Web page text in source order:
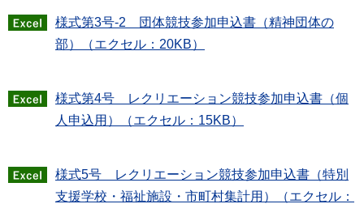
様式第3号-2 団体競技参加申込書（精神団体の
部）（エクセル：20KB）
様式第4号 レクリエーション競技参加申込書（個
人申込用）（エクセル：15KB）
様式5号 レクリエーション競技参加申込書（特別
支援学校・福祉施設・市町村集計用）（エクセル：